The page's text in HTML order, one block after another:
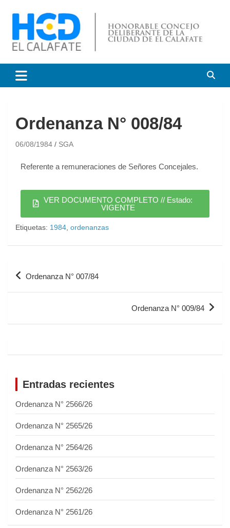
Honorable Concejo
Deliberante de El Calafate
Ordenanza N° 008/84
06/08/1984 SGA
Referente a remuneraciones de Señores Concejales.
VER DOCUMENTO COMPLETO // Estado:
VIGENTE
Etiquetas: 1984 ordenanzas
Ordenanza N° 007/84
Ordenanza N° 009/84
Entradas recientes
Ordenanza N° 2566/26
Ordenanza N° 2565/26
Ordenanza N° 2564/26
Ordenanza N° 2563/26
Ordenanza N° 2562/26
Ordenanza N° 2561/26